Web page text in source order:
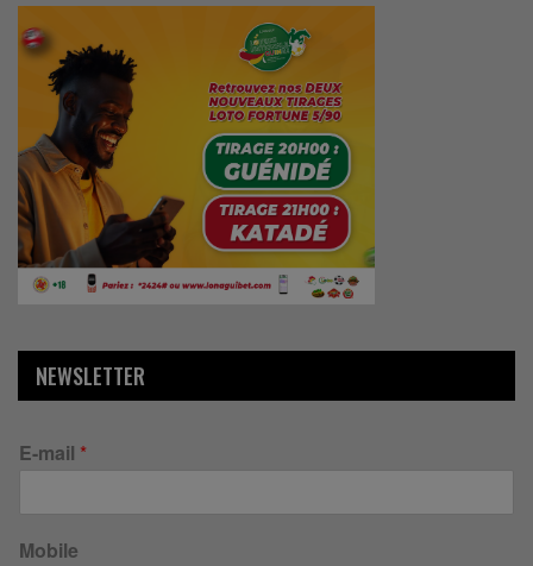
NEWSLETTER
E-mail *
Mobile